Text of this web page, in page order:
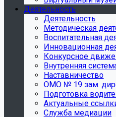
Деятельность
Деятельность
Методическая
Воспитательная
Инновационная
Конкурсное
Внутренняя
Наставничество
ОМО № 19 зам.
Подготовка
Актуальные
Служба медиации